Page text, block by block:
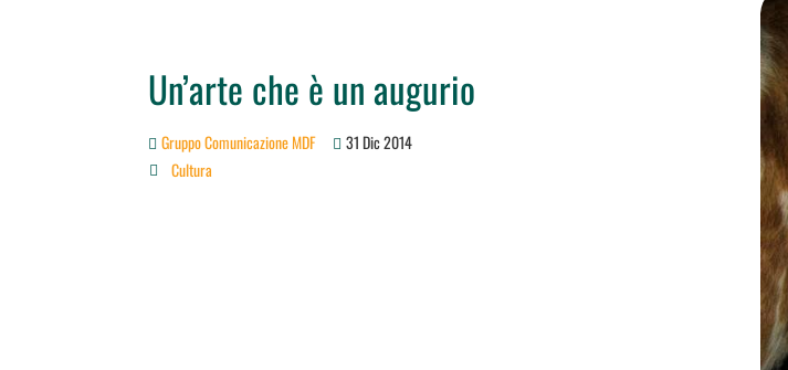
Un’arte che è un augurio
Gruppo Comunicazione MDF 31 Dic 2014
 Cultura